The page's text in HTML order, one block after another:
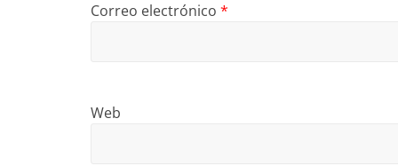
Correo electrónico *
Web